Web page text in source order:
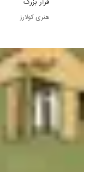
هنری کولارز